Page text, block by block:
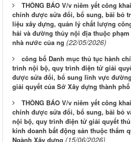
THÔNG BÁO V/v niêm yết công
chính được sửa đổi, bổ sung, bãi bỏ
liệu xây dựng, quản lý chất lượng
hải và đường thủy nội địa thuộc
nhà nước của ng (22/05/2026)
công bố Danh mục thủ tục hành
trình nội bộ, quy trình điện tử giải
được sửa đổi, bổ sung lĩnh vực
giải quyết của Sở Xây dựng thành
THÔNG BÁO V/v niêm yết công
chính được sửa đổi, bổ sung, bãi bỏ
nội bộ, quy trình điện tử giải quyết
kinh doanh bất động sản thuộc thẩm
Ngành Xây dựng (15/06/2026)